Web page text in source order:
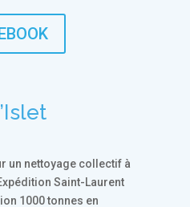
un nettoyage collectif à
Saint-Laurent
1000 tonnes en